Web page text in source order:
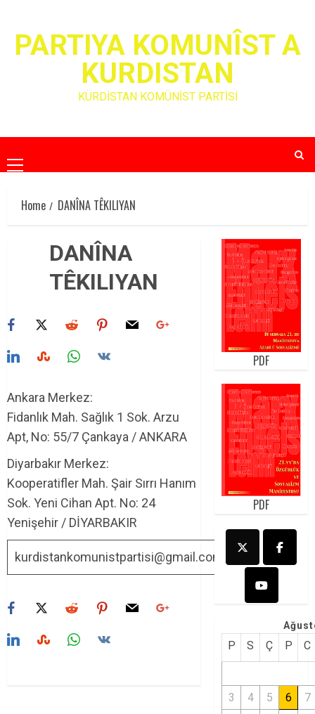
contentPARTIYA KOMUNÎST A
KURDISTAN
KÜRDİSTAN KOMÜNİST PARTİSİ
Primary
Menu
Home
DANÎNA TÊKILIYAN
DANÎNA
TÊKILIYAN
Ankara Merkez:
Fidanlık Mah. Sağlık 1 Sok. Arzu
Apt, No: 55/7 Çankaya / ANKARA
Diyarbakır Merkez:
Kooperatifler Mah. Şair Sırrı Hanım
Sok. Yeni Cihan Apt. No: 24
Yenişehir / DİYARBAKIR
kurdistankomunistpartisi@gmail.com
PDF
PDF
P S Ç P C
3 4 5 6
7